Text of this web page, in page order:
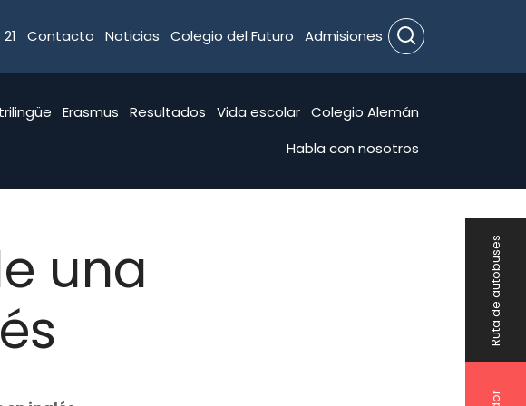
Contacto Noticias Colegio del Futuro Admisiones Search
Erasmus Resultados Vida escolar Colegio Alemán
Habla con nosotros
Ruta de autobuses
una